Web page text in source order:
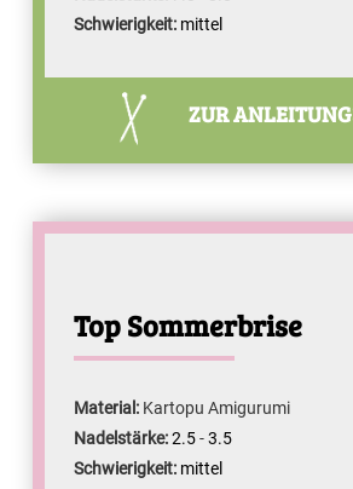
Schwierigkeit: mittel
ZUR ANLEITUNG
Top Sommerbrise
Material: Kartopu Amigurumi
Nadelstärke:2.5-3.5
Schwierigkeit: mittel